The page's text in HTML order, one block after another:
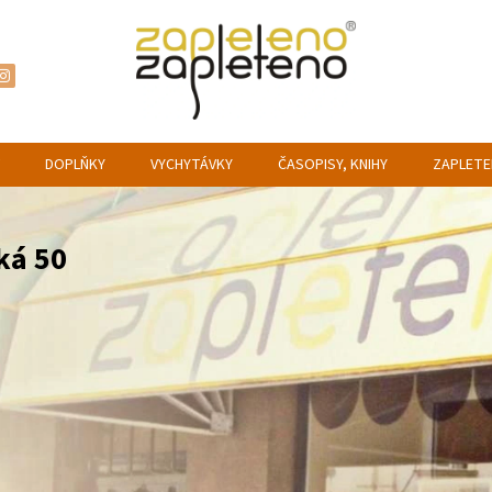
DOPLŇKY VYCHYTÁVKY ČASOPISY, KNIHY
50